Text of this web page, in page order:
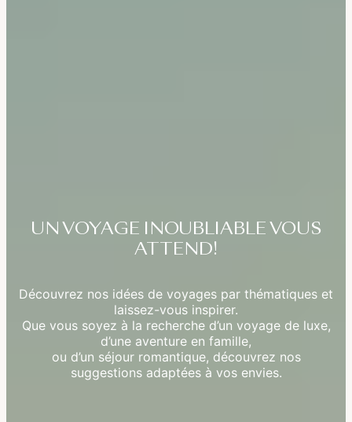
UN VOYAGE INOUBLIABLE VOUS
ATTEND!
Découvrez nos idées de voyages par thématiques et
laissez-vous inspirer.
Que vous soyez à la recherche d’un voyage de luxe,
d’une aventure en famille,
ou d’un séjour romantique, découvrez nos
suggestions adaptées à vos envies.